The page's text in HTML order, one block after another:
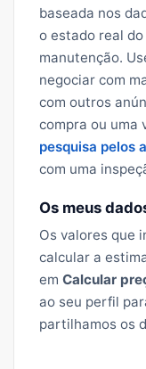
baseada nos
o estado real
manutenção.
negociar com
com outros
compra ou uma
pesquisa pelos
com uma
Os meus
Os valores que
calcular a
em Calcular
ao seu perfil
partilhamos os